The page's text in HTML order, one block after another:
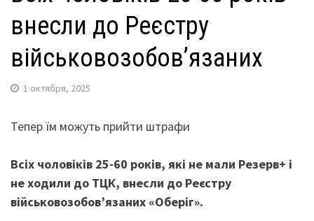
внесли до Реєстру
військовозобов’язаних
1 октября, 2025
Тепер їм можуть прийти штрафи
Всіх чоловіків 25-60 років, які не мали Резерв+ і
не ходили до ТЦК, внесли до Реєстру
військовозобов’язаних «Оберіг».